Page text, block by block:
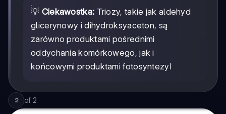
💡 Ciekawostka: Triozy, takie jak aldehyd
glicerynowy i dihydroksyaceton, są
zarówno produktami pośrednimi
oddychania komórkowego, jak i
końcowymi produktami fotosyntezy!
2 of 2